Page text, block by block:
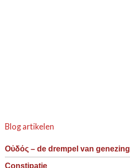
Blog artikelen
Οὐδός – de drempel van genezing
Constipatie